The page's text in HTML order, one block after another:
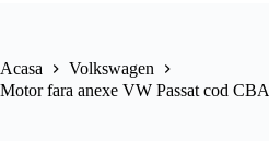
Acasa
Volkswagen
Motor fara anexe VW Passat cod CBA